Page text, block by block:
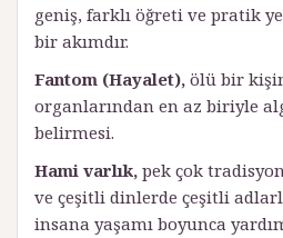
geniş, farklı öğreti ve pratik
bir akımdır.
Fantom (Hayalet), ölü bir
organlarından en az biriyle
belirmesi.
Hami varlık, pek çok
ve çeşitli dinlerde çeşitli
insana yaşamı boyunca